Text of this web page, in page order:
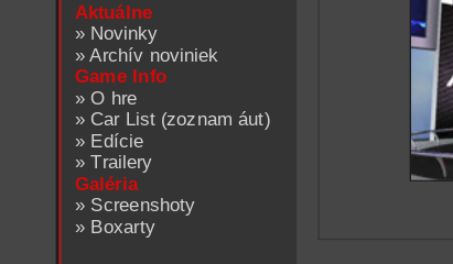
Aktuálne
» Novinky
»Archív noviniek
Game Info
»O hre
» Car List (zoznam áut)
» Edície
»Trailery
Galéria
» Screenshoty
» Boxarty